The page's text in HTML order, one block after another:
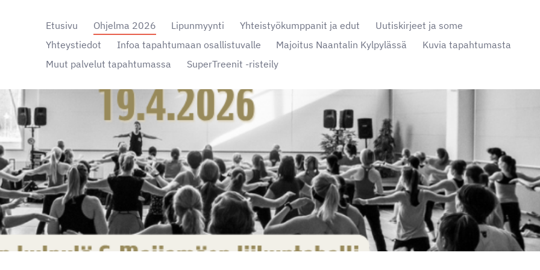
Etusivu Ohjelma 2026 Lipunmyynti Yhteistyökumppanit ja edut
Uutiskirjeet ja some
Yhteystiedot
Infoa tapahtumaan osallistuvalle Majoitus Naantalin Kylpylässä
Kuvia tapahtumasta
Muut palvelut tapahtumassa
SuperTreenit -risteily